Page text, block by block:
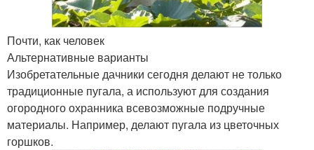
Почти, как человек
Альтернативные варианты
Изобретательные дачники сегодня делают не только
традиционные пугала, а используют для создания
огородного охранника всевозможные подручные
материалы. Например, делают пугала из цветочных
горшков.